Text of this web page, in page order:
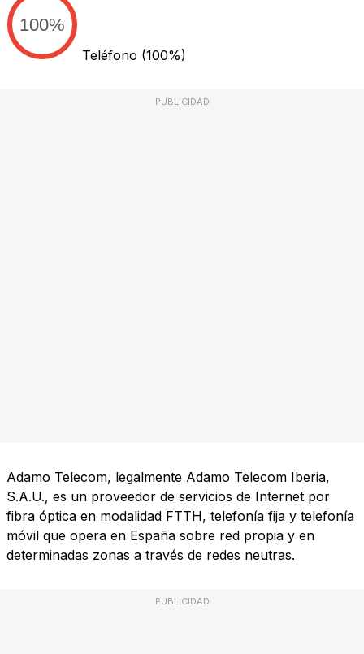
100%
Teléfono (100%)
PUBLICIDAD
Adamo Telecom, legalmente Adamo Telecom Iberia,
S.A.U., es un proveedor de servicios de Internet por
fibra óptica en modalidad FTTH, telefonía fija y telefonía
móvil que opera en España sobre red propia y en
determinadas zonas a través de redes neutras.
PUBLICIDAD